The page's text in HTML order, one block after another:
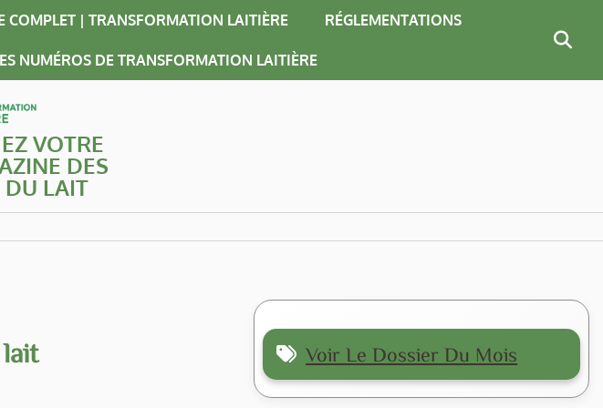
COMPLET | TRANSFORMATION LAITIÈRE RÉGLEMENTATIONS
NUMÉROS DE TRANSFORMATION LAITIÈRE
VOTRE
DES
DU LAIT
Voir Le Dossier Du Mois